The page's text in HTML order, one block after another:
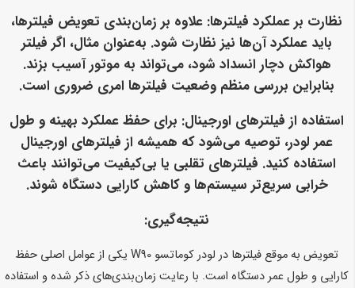
نظارت بر عملکرد فیلترها: علاوه بر زمان‌بندی تعویض فیلترها،
باید عملکرد آن‌ها نیز نظارت شود. به‌عنوان مثال، اگر فیلتر
هواکش دچار انسداد شود، می‌تواند به موتور آسیب بزند.
بنابراین بررسی منظم وضعیت فیلترها امری ضروری است.
استفاده از فیلترهای اورجینال: برای حفظ عملکرد بهینه و طول
عمر لودر، توصیه می‌شود که همیشه از فیلترهای اورجینال
استفاده کنید. فیلترهای تقلبی یا بی‌کیفیت می‌توانند باعث
خرابی سریع‌تر سیستم‌ها و کاهش کارایی دستگاه شوند.
نتیجه‌گیری:
تعویض به موقع فیلترها در لودر کوماتسو W90 یکی از عوامل اصلی حفظ
کارایی و طول عمر دستگاه است. با رعایت زمان‌بندی‌های ذکر شده و استفاده